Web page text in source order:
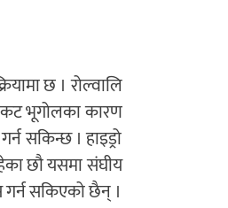
छ । रोल्वालि
भूगोलका कारण
सकिन्छ । हाइड्रो
छौ यसमा संघीय
गर्न सकिएको छैन् ।